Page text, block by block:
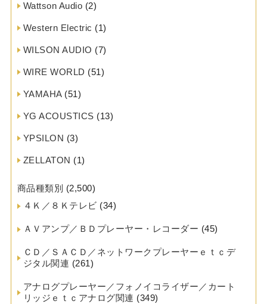
Wattson Audio (2)
Western Electric (1)
WILSON AUDIO (7)
WIRE WORLD (51)
YAMAHA(51)
YG ACOUSTICS (13)
YPSILON (3)
ZELLATON (1)
商品種類別 (2,500)
４Ｋ／８Ｋテレビ (34)
ＡＶアンプ／ＢＤプレーヤー・レコーダー (45)
ＣＤ／ＳＡＣＤ／ネットワークプレーヤーｅｔｃデ
ジタル関連 (261)
アナログプレーヤー／フォノイコライザー／カート
リッジｅｔｃアナログ関連 (349)